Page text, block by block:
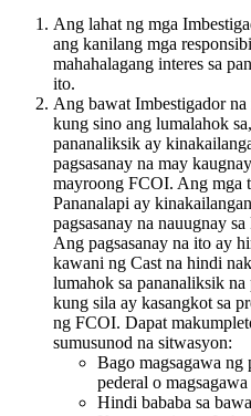
Ang lahat ng mga
ang kanilang mga
mahahalagang interes sa
ito.
Ang bawat Imbestigador
kung sino ang lumalahok
pananaliksik ay
pagsasanay na may
mayroong FCOI. Ang mga
Pananalapi ay
pagsasanay na nauugnay
Ang pagsasanay na ito ay
kawani ng Cast na hindi
lumahok sa pananaliksik
kung sila ay kasangkot sa
ng FCOI. Dapat
sumusunod na sitwasyon:
Bago magsagawa
pederal o
Hindi bababa sa